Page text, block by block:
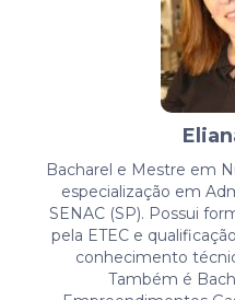
Bacharel e Mestre em
especialização em
SENAC (SP). Possui
pela ETEC e
conhecimento
Também é